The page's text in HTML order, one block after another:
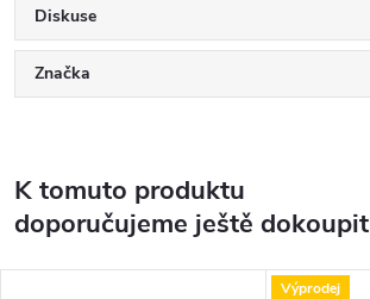
Diskuse
Značka
K tomuto produktu
doporučujeme ještě dokoupit
Výprodej